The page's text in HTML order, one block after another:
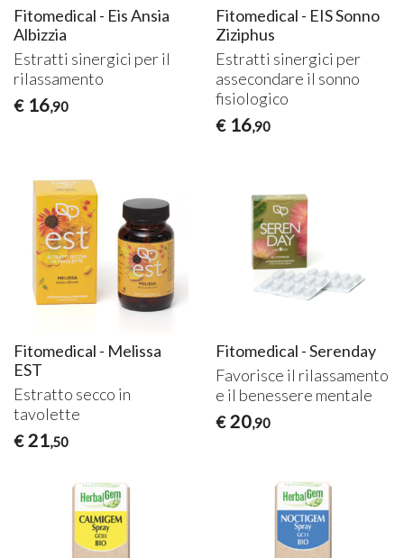
Fitomedical - Eis Ansia
Albizzia
Estratti sinergici per il
rilassamento
€ 16,90
Fitomedical - EIS Sonno
Ziziphus
Estratti sinergici per
assecondare il sonno
fisiologico
€ 16,90
Fitomedical - Melissa
EST
Estratto secco in
tavolette
€ 21,50
Fitomedical - Serenday
Favorisce il rilassamento
e il benessere mentale
€ 20,90